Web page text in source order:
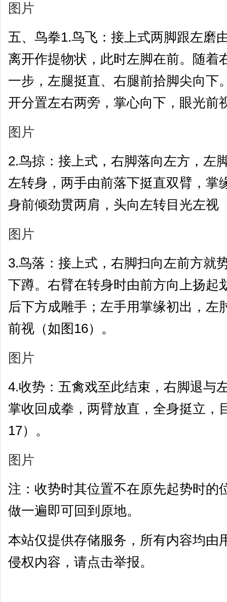
图片
五、鸟拳1.鸟飞：接上式两脚跟左磨
离开作提物状，此时左脚在前。随着
一步，左腿挺直、右腿前拾脚尖向下
开分置左右两旁，掌心向下，眼光前
图片
2.鸟掠：接上式，右脚落向左方，左
左转身，两手由前落下挺直双臂，掌
身前倾劲贯两肩，头向左转目光左视
图片
3.鸟落：接上式，右脚扫向左前方就
下蹲。右臂在转身时由前方向上扬起
后下方成雕手；左手用掌缘初出，左
前视（如图16）。
图片
4.收势：五禽戏至此结束，右脚退与
掌收回成拳，两臂放直，全身挺立，
17）。
图片
注：收势时其位置不在原先起势时的
做一遍即可回到原地。
本站仅提供存储服务，所有内容均由
侵权内容，请点击举报。